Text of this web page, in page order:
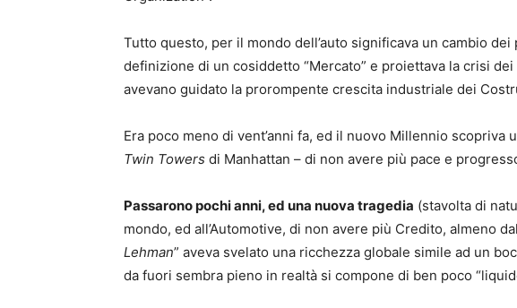
Tutto questo, per il mondo dell’auto significava un cambio
definizione di un cosiddetto “Mercato” e proiettava la crisi
avevano guidato la prorompente crescita industriale dei
Era poco meno di vent’anni fa, ed il nuovo Millennio scopriva
Twin Towers di Manhattan – di non avere più pace e
Passarono pochi anni, ed una nuova tragedia (stavolta di
mondo, ed all’Automotive, di non avere più Credito, almeno
Lehman” aveva svelato una ricchezza globale simile ad un
da fuori sembra pieno in realtà si compone di ben poco